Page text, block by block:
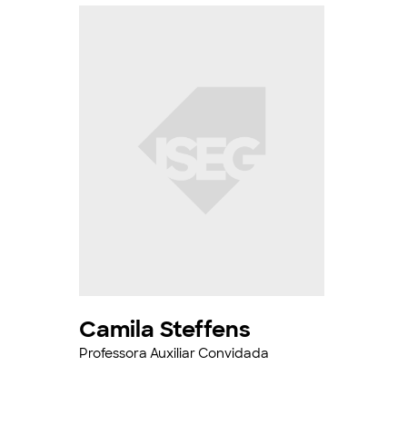
Camila Steffens
Professora Auxiliar Convidada